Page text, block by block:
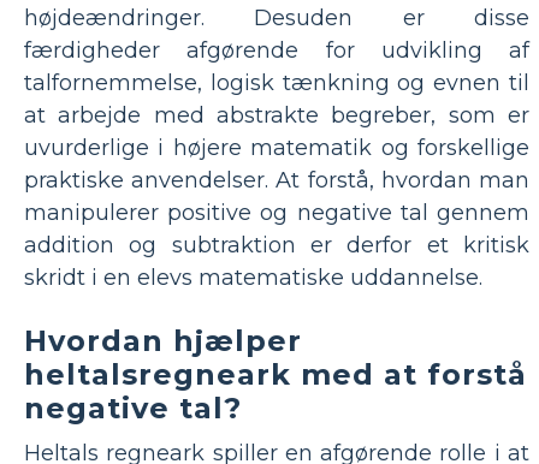
højdeændringer. Desuden er disse
færdigheder afgørende for udvikling af
talfornemmelse, logisk tænkning og evnen til
at arbejde med abstrakte begreber, som er
uvurderlige i højere matematik og forskellige
praktiske anvendelser. At forstå, hvordan man
manipulerer positive og negative tal gennem
addition og subtraktion er derfor et kritisk
skridt i en elevs matematiske uddannelse.
Hvordan hjælper
heltalsregneark med at forstå
negative tal?
Heltals regneark spiller en afgørende rolle i at